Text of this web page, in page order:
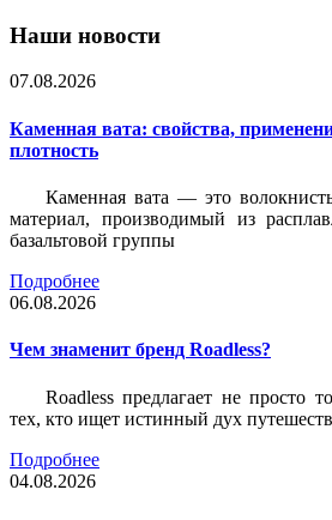
Наши новости
07.08.2026
Каменная вата: свойства,
плотность
Каменная вата — это
материал, производимый из
базальтовой группы
Подробнее
06.08.2026
Чем знаменит бренд Roadless?
Roadless предлагает не просто
тех, кто ищет истинный дух
Подробнее
04.08.2026